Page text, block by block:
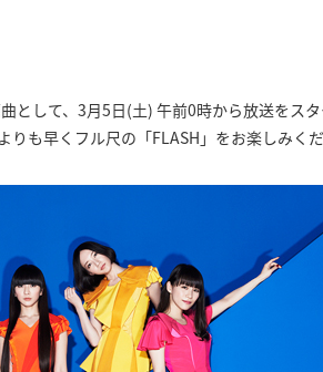
として、3月5日(土) 午前0時から放送をス
りも早くフル尺の「FLASH」をお楽しみく